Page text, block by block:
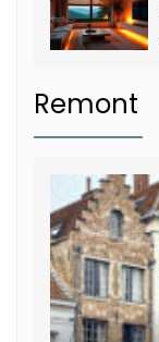
Remont